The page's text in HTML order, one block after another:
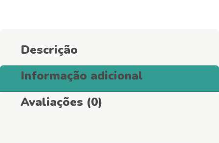
quantity
Descrição
Informação adicional
Avaliações (0)